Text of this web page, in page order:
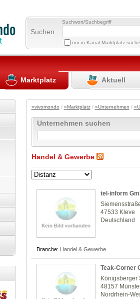
Suchen
Suchwort/Suchbegriff
nur in Kanal Marktplatz
Marktplatz Aktuell
»vivomondo / »Marktplatz/ »Unternehmen /
Unternehmen suchen
Handel & Gewerbe
tel-inform
47533 Kleve
Deutschland
Branche: Handel & Gewerbe
Teak-Corner
Königsberger
48157
Nordrhein-